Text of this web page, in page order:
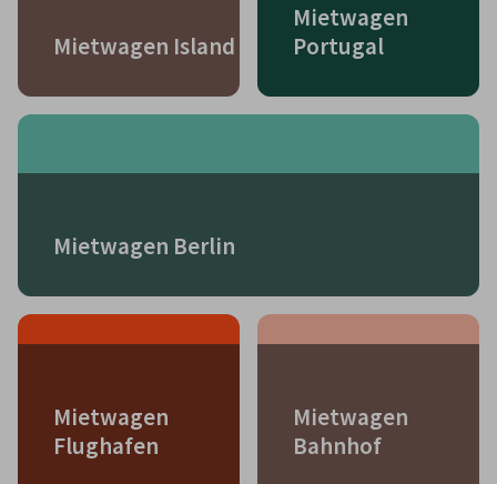
Mietwagen Island
Mietwagen
Portugal
Mietwagen Berlin
Mietwagen
Flughafen
Mietwagen
Bahnhof